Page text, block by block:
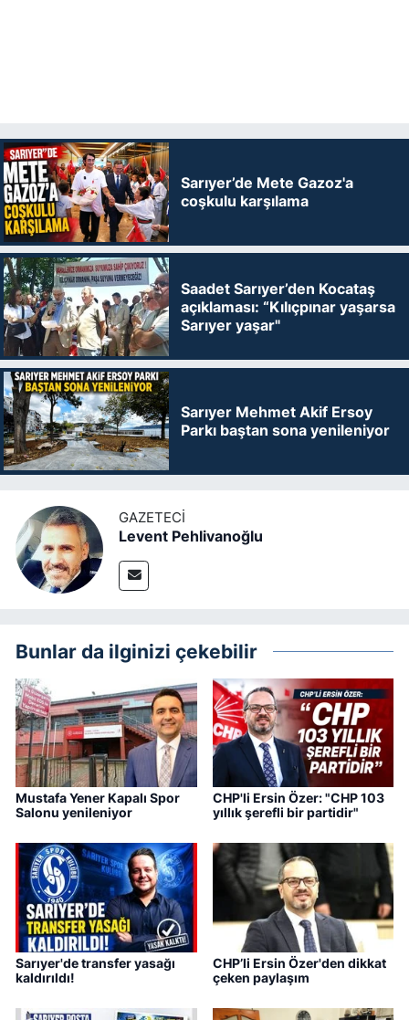
Sarıyer’de Mete Gazoz'a
coşkulu karşılama
Saadet Sarıyer’den Kocataş
açıklaması: “Kılıçpınar yaşarsa
Sarıyer yaşar"
Sarıyer Mehmet Akif Ersoy
Parkı baştan sona yenileniyor
GAZETECI
Levent Pehlivanoğlu
Bunlar da ilginizi çekebilir
Mustafa Yener Kapalı Spor
Salonu yenileniyor
CHP'li Ersin Özer: "CHP 103
yıllık şerefli bir partidir"
Sarıyer'de transfer yasağı
kaldırıldı!
CHP’li Ersin Özer'den dikkat
çeken paylaşım